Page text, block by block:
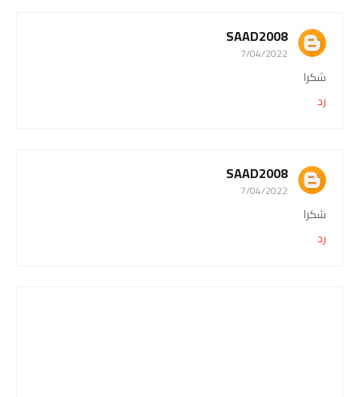
SAAD2008
7/04/2022
شكرا
رد
SAAD2008
7/04/2022
شكرا
رد